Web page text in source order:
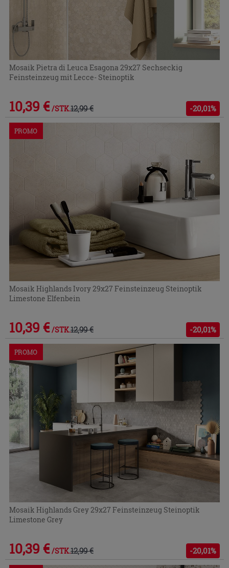
Mosaik Pietra di Leuca Esagona 29x27 Sechseckig
Feinsteinzeug mit Lecce- Steinoptik
10,39 € /STK.12,99 € -20,01%
PROMO
Mosaik Highlands Ivory 29x27 Feinsteinzeug Steinoptik
Limestone Elfenbein
10,39 € /STK.12,99 € -20,01%
PROMO
Mosaik Highlands Grey 29x27 Feinsteinzeug Steinoptik
Limestone Grey
10,39 € /STK.12,99 € -20,01%